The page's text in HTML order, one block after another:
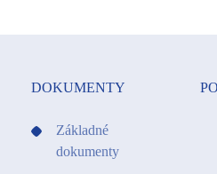
DOKUMENTY
Základné
dokumenty